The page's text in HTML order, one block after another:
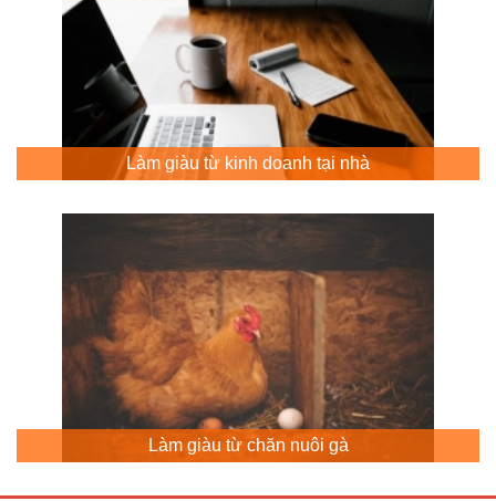
Làm giàu từ kinh doanh tại nhà
Làm giàu từ chăn nuôi gà